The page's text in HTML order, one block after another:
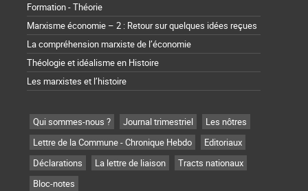
Formation - Théorie
Marxisme économie – 2 : Retour sur quelques idées reçues
La compréhension marxiste de l’économie
Théologie et idéalisme en Histoire
Les marxistes et l’histoire
Qui sommes-nous ? Journal trimestriel
Les nôtres
Lettre de la Commune - Chronique Hebdo
Editoriaux
Déclarations
La lettre de liaison
Tracts nationaux
Bloc-notes